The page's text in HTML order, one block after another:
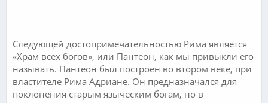
Следующей достопримечательностью Рима является
«Храм всех богов», или Пантеон, как мы привыкли его
называть. Пантеон был построен во втором веке, при
властителе Рима Адриане. Он предназначался для
поклонения старым языческим богам, но в